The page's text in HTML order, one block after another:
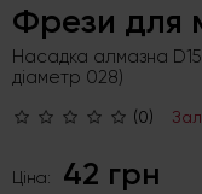
Фрези для
Насадка алмазна
діаметр 028)
(0)
Ціна: 42 грн